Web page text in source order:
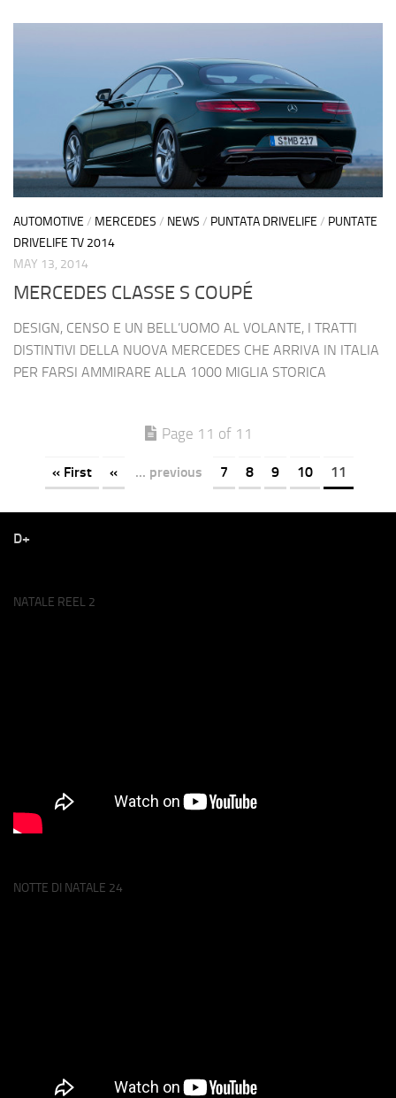
AUTOMOTIVE / MERCEDES / NEWS / PUNTATA DRIVELIFE / PUNTATE
DRIVELIFE TV 2014
MAY 13, 2014
MERCEDES CLASSE S COUPÉ
DESIGN, CENSO E UN BELL’UOMO AL VOLANTE, I TRATTI
DISTINTIVI DELLA NUOVA MERCEDES CHE ARRIVA IN ITALIA
PER FARSI AMMIRARE ALLA 1000 MIGLIA STORICA
Page 11 of 11
« First « ... previous 7 8 9 10 11
D+
NATALE REEL 2
NOTTE DI NATALE 24